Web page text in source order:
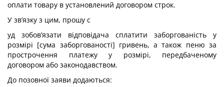
оплати товару в установлений договором строк.
У зв’язку з цим, прошу с
уд зобов’язати відповідача сплатити заборгованість у
розмірі [сума заборгованості] гривень, а також пеню за
прострочення платежу у розмірі, передбаченому
договором або законодавством.
До позовної заяви додаються: